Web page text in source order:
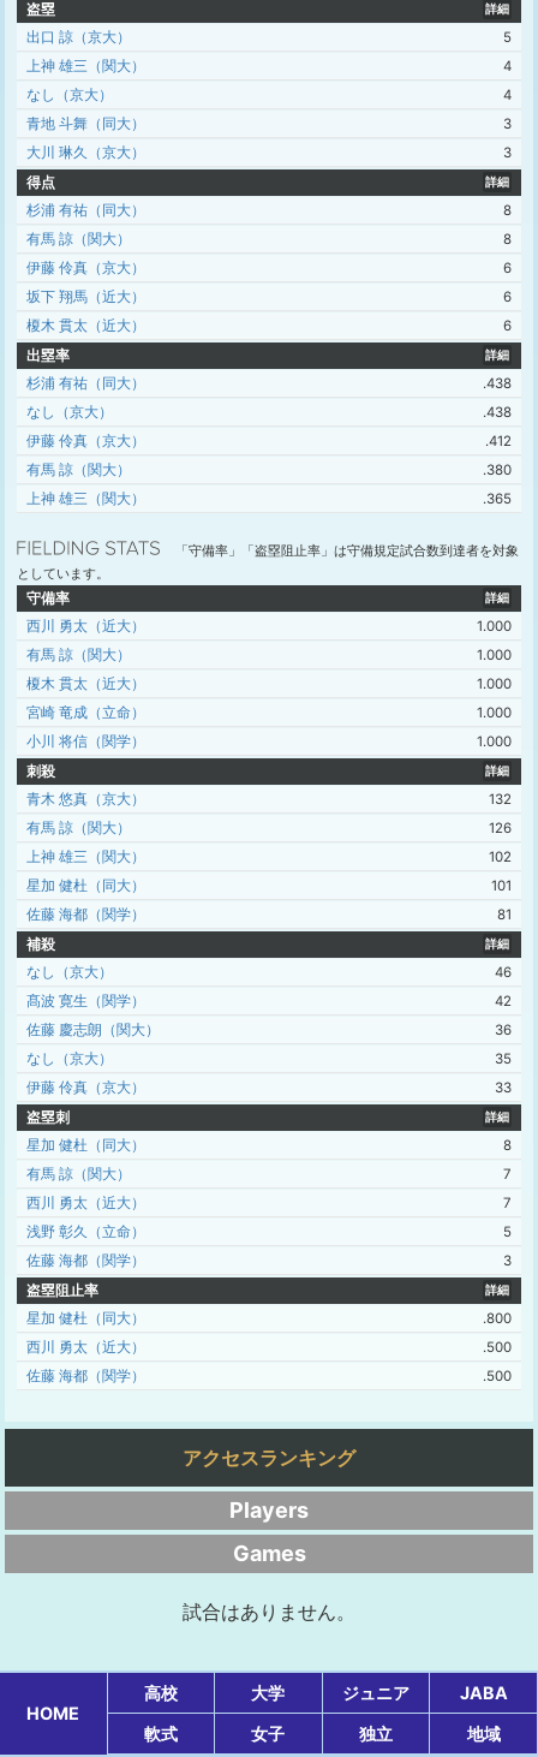
盗塁
詳細
出口 諒（京大）
5
上神 雄三（関大）
4
なし（京大）
4
青地 斗舞（同大）
3
大川 琳久（京大）
3
得点
詳細
杉浦 有祐（同大）
8
有馬 諒（関大）
8
伊藤 伶真（京大）
6
坂下 翔馬（近大）
6
榎木 貫太（近大）
6
出塁率
詳細
杉浦 有祐（同大）
.438
なし（京大）
.438
伊藤 伶真（京大）
.412
有馬 諒（関大）
.380
上神 雄三（関大）
.365
「守備率」「盗塁阻止率」は守備規定試合数到達者を対象
としています。
守備率
詳細
西川 勇太（近大）
1.000
有馬 諒（関大）
1.000
榎木 貫太（近大）
1.000
宮崎 竜成（立命）
1.000
小川 将信（関学）
1.000
刺殺
詳細
青木 悠真（京大）
132
有馬 諒（関大）
126
上神 雄三（関大）
102
星加 健杜（同大）
101
佐藤 海都（関学）
81
補殺
詳細
なし（京大）
46
髙波 寛生（関学）
42
佐藤 慶志朗（関大）
36
なし（京大）
35
伊藤 伶真（京大）
33
盗塁刺
詳細
星加 健杜（同大）
8
有馬 諒（関大）
7
西川 勇太（近大）
7
浅野 彰久（立命）
5
佐藤 海都（関学）
3
盗塁阻止率
詳細
星加 健杜（同大）
.800
西川 勇太（近大）
.500
佐藤 海都（関学）
.500
アクセスランキング
Players
Games
試合はありません。
HOME
高校 大学 ジュニア
JABA
軟式
女子 独立 地域